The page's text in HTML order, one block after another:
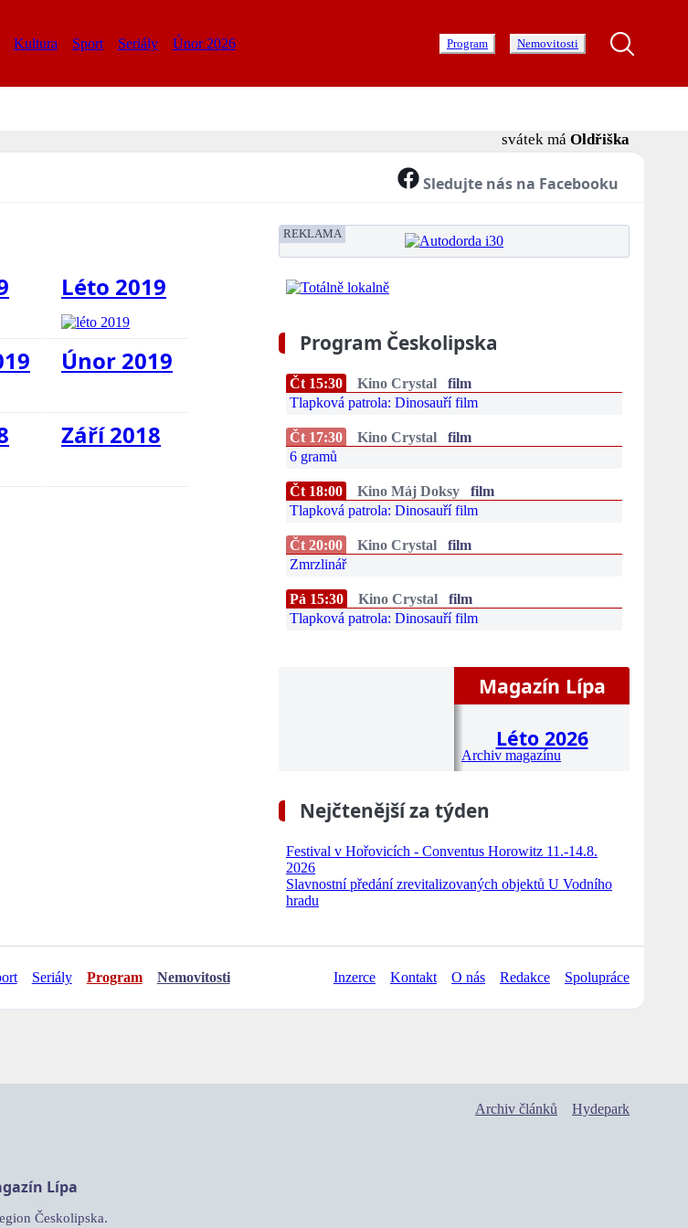
Kultura Sport Seriály Únor 2026 Program Nemovitosti
svátek má Oldřiška
Sledujte nás na Facebooku
Léto 2019
Únor 2019
Září 2018
REKLAMA
Program Českolipska
Čt 15:30 Kino Crystal
film
Tlapková patrola: Dinosauří film
Čt 17:30 Kino Crystal
film
6 gramů
Čt 18:00 Kino Máj Doksy
film
Tlapková patrola: Dinosauří film
Čt 20:00 Kino Crystal
film
Zmrzlinář
Pá 15:30 Kino Crystal
film
Tlapková patrola: Dinosauří film
Magazín Lípa
Léto 2026
Archiv magazínu
Nejčtenější za týden
Festival v Hořovicích - Conventus Horowitz 11.-14.8.
2026
Slavnostní předání zrevitalizovaných objektů U Vodního
hradu
Seriály Program Nemovitosti Inzerce Kontakt O nás Redakce Spolupráce
Archiv článků Hydepark
Lípa
Českolipska.